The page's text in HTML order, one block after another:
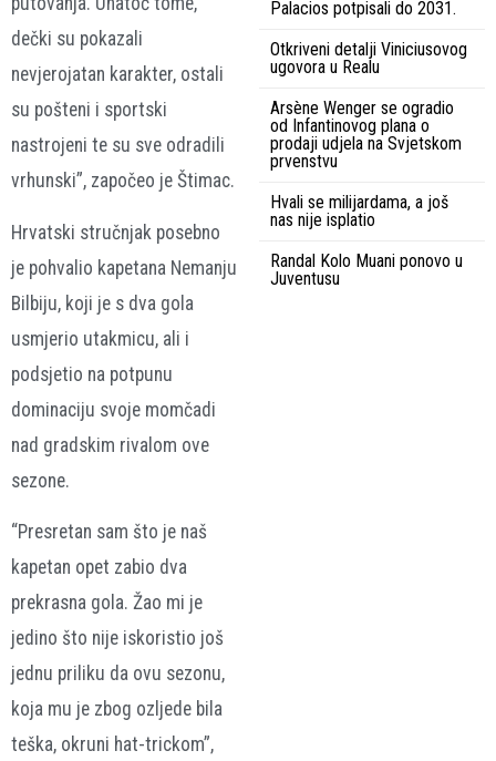
dečki su pokazali
nevjerojatan karakter, ostali
su pošteni i sportski
nastrojeni te su sve odradili
vrhunski”, započeo je Štimac.
Hrvatski stručnjak posebno
je pohvalio kapetana Nemanju
Bilbiju, koji je s dva gola
usmjerio utakmicu, ali i
podsjetio na potpunu
dominaciju svoje momčadi
nad gradskim rivalom ove
sezone.
“Presretan sam što je naš
kapetan opet zabio dva
prekrasna gola. Žao mi je
jedino što nije iskoristio još
jednu priliku da ovu sezonu,
koja mu je zbog ozljede bila
teška, okruni hat-trickom”,
Palacios potpisali do 2031.
Otkriveni detalji Viniciusovog
ugovora u Realu
Arsène Wenger se ogradio
od Infantinovog plana o
prodaji udjela na Svjetskom
prvenstvu
Hvali se milijardama, a još
nas nije isplatio
Randal Kolo Muani ponovo u
Juventusu